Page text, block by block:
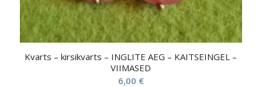
Kvarts – kirsikvarts – INGLITE AEG – KAITSEINGEL –
VIIMASED
6,00 €